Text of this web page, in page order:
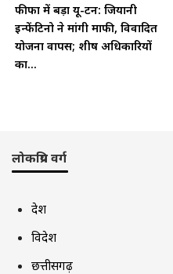
फीफा में बड़ा यू-टर्न: जियानी
इन्फेंटिनो ने मांगी माफी, विवादित
योजना वापस; शीर्ष अधिकारियों
का...
लोकप्रिय वर्ग
देश
विदेश
छत्तीसगढ़